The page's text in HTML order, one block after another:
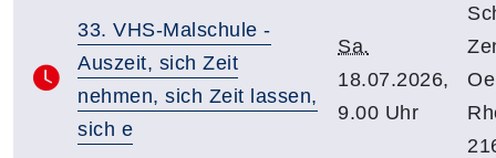
33. VHS-Malschule -
Auszeit, sich Zeit
nehmen, sich Zeit lassen,
sich e
Sa.
18.07.2026,
9.00 Uhr